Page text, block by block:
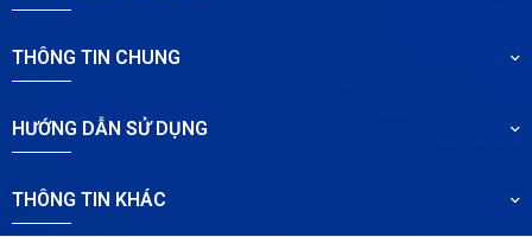
THÔNG TIN CHUNG
HƯỚNG DẪN SỬ DỤNG
THÔNG TIN KHÁC